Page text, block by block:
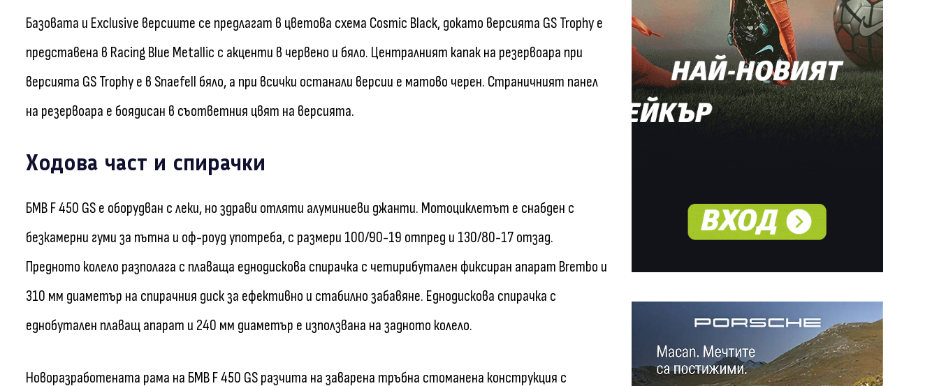
Базовата и Exclusive версиите се предлагат в цветова схема Cosmic Black, докато версията GS Trophy е
представена в Racing Blue Metallic с акценти в червено и бяло. Централният капак на резервоара при
версията GS Trophy е в Snaefell бяло, а при всички останали версии е матово черен. Страничният панел
на резервоара е боядисан в съответния цвят на версията.
Ходова част и спирачки
БМВ F 450 GS е оборудван с леки, но здрави отляти алуминиеви джанти. Мотоциклетът е снабден с
безкамерни гуми за пътна и оф-роуд употреба, с размери 100/90-19 отпред и 130/80-17 отзад.
Предното колело разполага с плаваща еднодискова спирачка с четирибутален фиксиран апарат Brembo и
310 мм диаметър на спирачния диск за ефективно и стабилно забавяне. Еднодискова спирачка с
еднобутален плаващ апарат и 240 мм диаметър е използвана на задното колело.
Новоразработената рама на БМВ F 450 GS разчита на заварена тръбна стоманена конструкция с